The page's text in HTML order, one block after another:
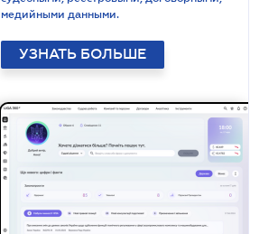
медийными данными.
УЗНАТЬ БОЛЬШЕ